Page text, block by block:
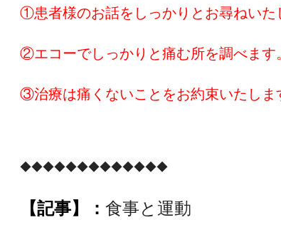
①患者様のお話をしっかりとお尋ねいた
②エコーでしっかりと痛む所を調べます
③治療は痛くないことをお約束いたしま
◆◆◆◆◆◆◆◆◆◆◆◆◆
【記事】： 食事と運動